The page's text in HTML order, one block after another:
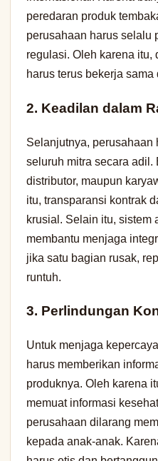
peredaran produk
perusahaan harus selalu
regulasi. Oleh karena
harus terus bekerja sama
2. Keadilan dalam
Selanjutnya, perusahaan
seluruh mitra secara adil.
distributor, maupun
itu, transparansi kontrak
krusial. Selain itu, sistem
membantu menjaga
jika satu bagian rusak,
runtuh.
3. Perlindungan
Untuk menjaga
harus memberikan
produknya. Oleh karena
memuat informasi
perusahaan dilarang
kepada anak-anak.